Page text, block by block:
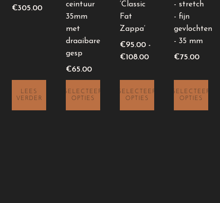
€305.00
LEES
VERDER
ceintuur
35mm
met
draaibare
gesp
€65.00
SELECTEER
OPTIES
op
de
‘Classic
Fat
Zappa’
€95.00 -
€108.00Prijsklasse:
tot
€108.00
SELECTEER
OPTIES
gekozen
worden
op
- stretch
- fijn
gevlochten
- 35 mm
€75.00
SELECTEER
OPTIES
kan
gekozen
op